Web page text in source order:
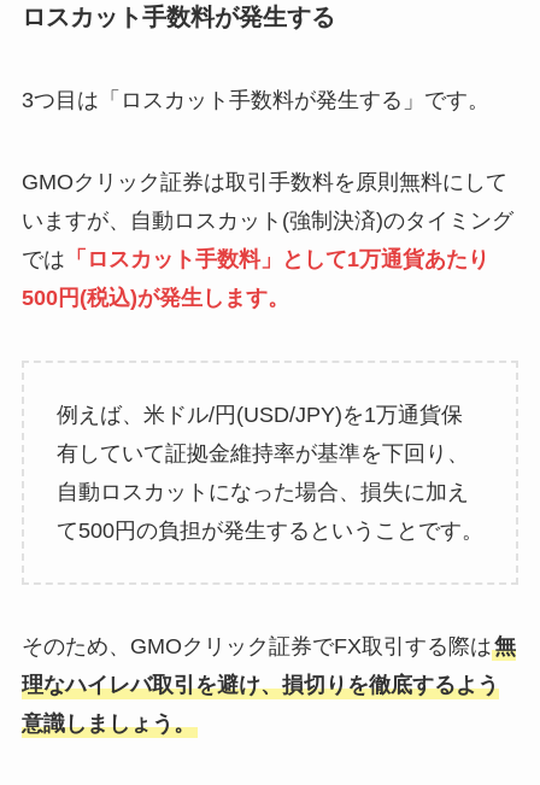
ロスカット手数料が発生する
3つ目は「ロスカット手数料が発生する」です。
GMOクリック証券は取引手数料を原則無料にして
いますが、自動ロスカット(強制決済)のタイミング
では 「ロスカット手数料」として1万通貨あたり
500円(税込)が発生します。
例えば、米ドル/円(USD/JPY)を1万通貨保
有していて証拠金維持率が基準を下回り、
自動ロスカットになった場合、損失に加え
て500円の負担が発生するということです。
そのため、GMOクリック証券でFX取引する際は無
理なハイレバ取引を避け、損切りを徹底するよう
意識しましょう。